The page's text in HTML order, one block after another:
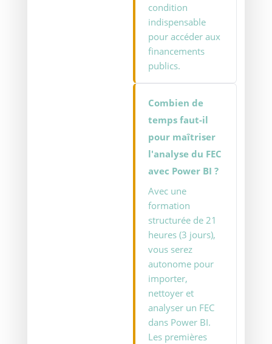
condition
indispensable
pour accéder aux
financements
publics.
Combien de
temps faut-il
pour maîtriser
l'analyse du FEC
avec Power BI ?
Avec une
formation
structurée de 21
heures (3 jours),
vous serez
autonome pour
importer,
nettoyer et
analyser un FEC
dans Power BI.
Les premières